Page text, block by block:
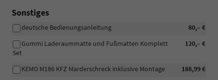
Sonstiges
80,– €
deutsche Bedienungsanleitung
120,– €
Gummi Laderaummatte und Fußmatten Komplett
Set
188,99 €
KEMO M186 KFZ Marderschreck inklusive Montage